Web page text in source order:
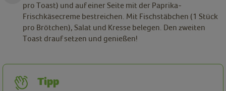
pro Toast) und auf einer Seite mit der Paprika-
Frischkäsecreme bestreichen. Mit Fischstäbchen (1 Stück
pro Brötchen), Salat und Kresse belegen. Den zweiten
Toast drauf setzen und genießen!
Tipp